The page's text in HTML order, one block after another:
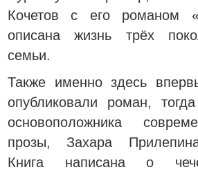
Кочетов с его романом
описана жизнь трёх
семьи.
Также именно здесь
опубликовали роман,
основоположника
прозы, Захара
Книга написана о